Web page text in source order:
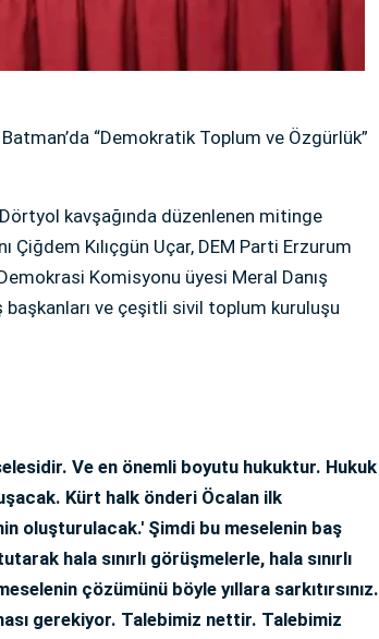
“Demokratik Toplum ve Özgürlük”
kavşağında düzenlenen mitinge
Kılıçgün Uçar, DEM Parti Erzurum
Komisyonu üyesi Meral Danış
ve çeşitli sivil toplum kuruluşu
Ve en önemli boyutu hukuktur. Hukuk
Kürt halk önderi Öcalan ilk
oluşturulacak.' Şimdi bu meselenin baş
hala sınırlı görüşmelerle, hala sınırlı
çözümünü böyle yıllara sarkıtırsınız.
gerekiyor. Talebimiz nettir. Talebimiz